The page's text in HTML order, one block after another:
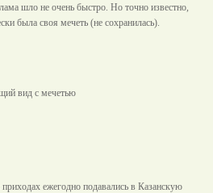
шло не очень быстро. Но точно известно,
была своя мечеть (не сохранилась).
вид с мечетью
ежегодно подавались в Казанскую